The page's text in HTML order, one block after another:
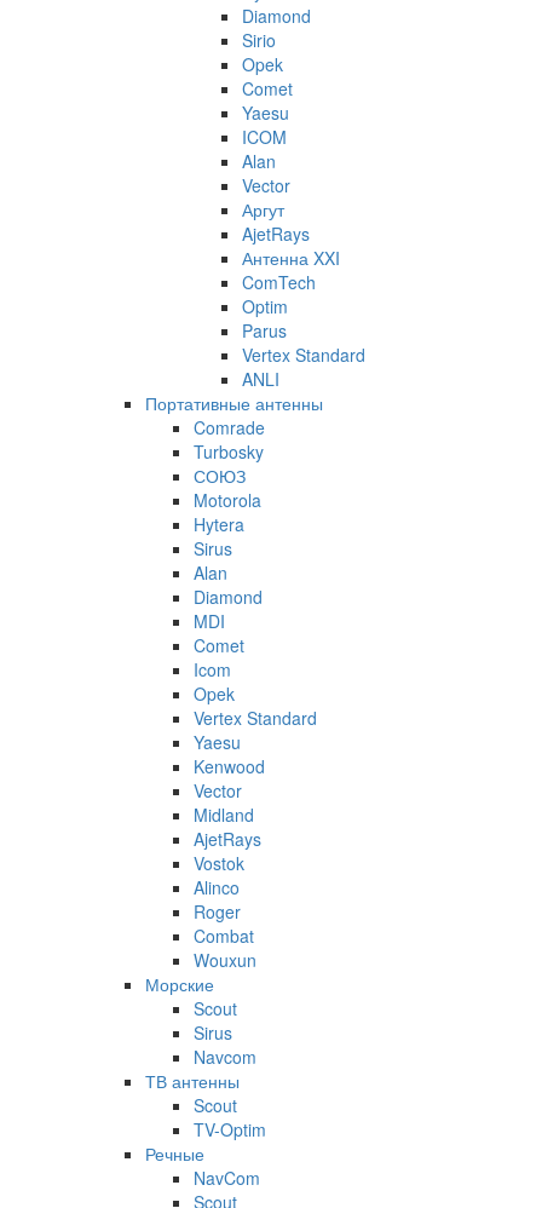
Diamond
Sirio
Opek
Comet
Yaesu
ICOM
Alan
Vector
Аргут
AjetRays
Антенна XXI
ComTech
Optim
Parus
Vertex Standard
ANLI
Портативные антенны
Comrade
Turbosky
СОЮЗ
Motorola
Hytera
Sirus
Alan
Diamond
MDI
Comet
Icom
Opek
Vertex Standard
Yaesu
Kenwood
Vector
Midland
AjetRays
Vostok
Alinco
Roger
Combat
Wouxun
Морские
Scout
Sirus
Navcom
ТВ антенны
Scout
TV-Optim
Речные
NavCom
Scout